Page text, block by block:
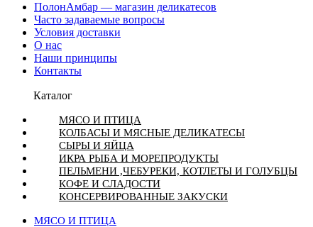
ПолонАмбар — магазин деликатесов
Часто задаваемые вопросы
Условия доставки
О нас
Наши принципы
Контакты
Каталог
МЯСО И ПТИЦА
КОЛБАСЫ И МЯСНЫЕ ДЕЛИКАТЕСЫ
СЫРЫ И ЯЙЦА
ИКРА РЫБА И МОРЕПРОДУКТЫ
ПЕЛЬМЕНИ ,ЧЕБУРЕКИ, КОТЛЕТЫ И ГОЛУБЦЫ
КОФЕ И СЛАДОСТИ
КОНСЕРВИРОВАННЫЕ ЗАКУСКИ
МЯСО И ПТИЦА